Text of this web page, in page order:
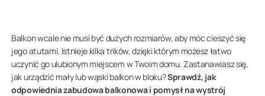
Balkon wcale nie musi być dużych rozmiarów, aby móc cieszyć się
jego atutami. Istnieje kilka trików, dzięki którym możesz łatwo
uczynić go ulubionym miejscem w Twoim domu. Zastanawiasz się,
jak urządzić mały lub wąski balkon w bloku?Sprawdź, jak
odpowiednia zabudowa balkonowa i pomysł na wystrój